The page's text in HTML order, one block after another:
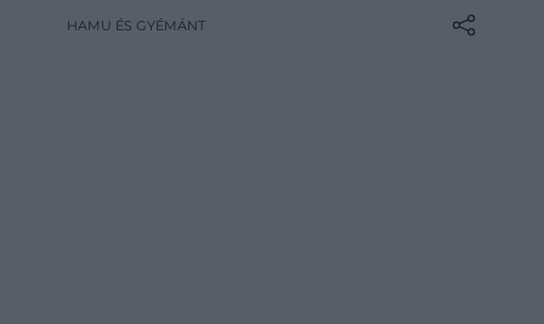
a város pezsgésével. Idén nyáron a
HAMU ÉS GYÉMÁNT